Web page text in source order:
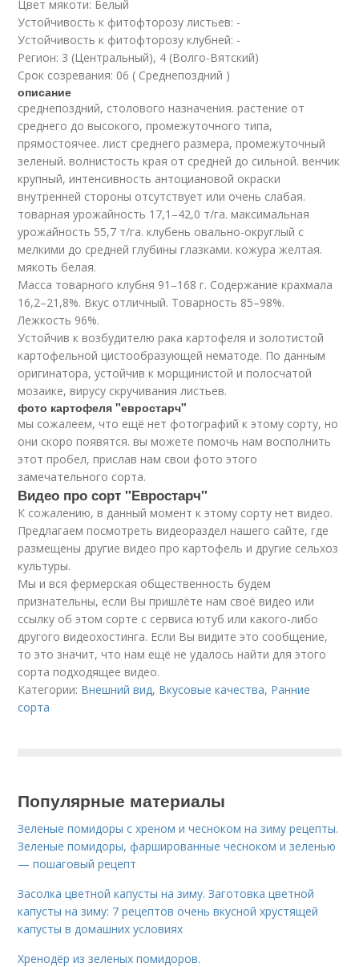
Цвет мякоти: Белый
Устойчивость к фитофторозу листьев: -
Устойчивость к фитофторозу клубней: -
Регион: 3 (Центральный), 4 (Волго-Вятский)
Срок созревания: 06 ( Среднепоздний )
описание
среднепоздний, столового назначения. растение от
среднего до высокого, промежуточного типа,
прямостоячее. лист среднего размера, промежуточный
зеленый. волнистость края от средней до сильной. венчик
крупный, интенсивность антоциановой окраски
внутренней стороны отсутствует или очень слабая.
товарная урожайность 17,1–42,0 т/га. максимальная
урожайность 55,7 т/га. клубень овально-округлый с
мелкими до средней глубины глазками. кожура желтая.
мякоть белая.
Масса товарного клубня 91–168 г. Содержание крахмала
16,2–21,8%. Вкус отличный. Товарность 85–98%.
Лежкость 96%.
Устойчив к возбудителю рака картофеля и золотистой
картофельной цистообразующей нематоде. По данным
оригинатора, устойчив к морщинистой и полосчатой
мозаике, вирусу скручивания листьев.
фото картофеля "евростарч"
мы сожалеем, что ещё нет фотографий к этому сорту, но
они скоро появятся. вы можете помочь нам восполнить
этот пробел, прислав нам свои фото этого
замечательного сорта.
Видео про сорт "Евростарч"
К сожалению, в данный момент к этому сорту нет видео.
Предлагаем посмотреть видеораздел нашего сайте, где
размещены другие видео про картофель и другие сельхоз
культуры.
Мы и вся фермерская общественность будем
признательны, если Вы пришлёте нам своё видео или
ссылку об этом сорте с сервиса ютуб или какого-либо
другого видеохостинга. Если Вы видите это сообщение,
то это значит, что нам ещё не удалось найти для этого
сорта подходящее видео.
Категории: Внешний вид, Вкусовые качества, Ранние
сорта
Популярные материалы
Зеленые помидоры с хреном и чесноком на зиму рецепты.
Зеленые помидоры, фаршированные чесноком и зеленью
— пошаговый рецепт
Засолка цветной капусты на зиму. Заготовка цветной
капусты на зиму: 7 рецептов очень вкусной хрустящей
капусты в домашних условиях
Хренодёр из зеленых помидоров.